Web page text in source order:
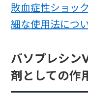
敗血症性ショッ
細な使用法につ
バソプレシン
剤としての作